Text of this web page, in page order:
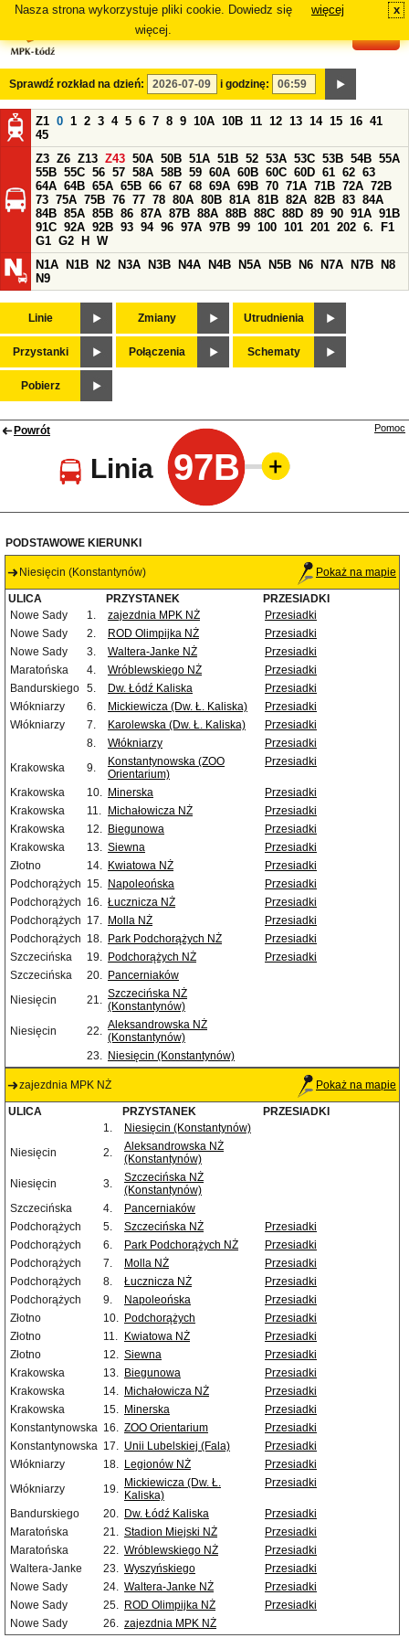
Nasza strona wykorzystuje pliki cookie. Dowiedz się
więcej.
więcej x
Sprawdź rozkład na dzień: i godzinę:
Z1 0 1 2 3 4 5 6 7 8 9 10A 10B 11 12 13 14 15 16 41
45
Z3 Z6 Z13 Z43 50A 50B 51A 51B 52 53A 53C 53B 54B 55A
55B 55C 56 57 58A 58B 59 60A 60B 60C 60D 61 62 63
64A 64B 65A 65B 66 67 68 69A 69B 70 71A 71B 72A 72B
73 75A 75B 76 77 78 80A 80B 81A 81B 82A 82B 83 84A
84B 85A 85B 86 87A 87B 88A 88B 88C 88D 89 90 91A 91B
91C 92A 92B 93 94 96 97A 97B 99 100 101 201 202 6.
F1
G1 G2 H
W
N1A
N1B N2 N3A N3B N4A N4B N5A N5B N6 N7A N7B
N8
N9
Linie Zmiany Utrudnienia
Przystanki Połączenia Schematy
Pobierz
Powrót
Linia 97B
Pomoc
PODSTAWOWE KIERUNKI
Niesięcin (Konstantynów) Pokaż na mapie
ULICA PRZYSTANEK
PRZESIADKI
Nowe Sady
1. zajezdnia MPK NŻ
Przesiadki
Nowe Sady
2. ROD Olimpijka NŻ
Przesiadki
Nowe Sady
3. Waltera-Janke NŻ
Przesiadki
Maratońska
4. Wróblewskiego NŻ
Przesiadki
Bandurskiego 5. Dw. Łódź Kaliska
Przesiadki
Włókniarzy
6. Mickiewicza (Dw. Ł. Kaliska)
Przesiadki
Włókniarzy
7. Karolewska (Dw. Ł. Kaliska)
Przesiadki
8.
Włókniarzy
Przesiadki
Krakowska
9.
Konstantynowska (ZOO
Orientarium)
Przesiadki
Krakowska 10. Minerska
Przesiadki
Krakowska
11. Michałowicza NŻ
Przesiadki
Krakowska
12. Biegunowa
Przesiadki
Krakowska
13. Siewna
Przesiadki
Złotno
14. Kwiatowa NŻ
Przesiadki
Podchorążych 15. Napoleońska
Przesiadki
Podchorążych 16. Łucznicza NŻ
Przesiadki
Podchorążych 17. Molla NŻ
Przesiadki
Podchorążych 18. Park Podchorążych NŻ
Przesiadki
Szczecińska
19. Podchorążych NŻ
Przesiadki
Szczecińska
20. Pancerniaków
Niesięcin
21. Szczecińska NŻ
(Konstantynów)
Niesięcin
22. Aleksandrowska NŻ
(Konstantynów)
23. Niesięcin (Konstantynów)
zajezdnia MPK NŻ Pokaż na mapie
ULICA PRZYSTANEK
PRZESIADKI
1.
Niesięcin (Konstantynów)
Niesięcin
2.
Aleksandrowska NŻ
(Konstantynów)
Niesięcin
3.
Szczecińska NŻ
(Konstantynów)
Szczecińska
4.
Pancerniaków
Podchorążych
5. Szczecińska NŻ
Przesiadki
Podchorążych
6. Park Podchorążych NŻ
Przesiadki
Podchorążych
7. Molla NŻ
Przesiadki
Podchorążych
8. Łucznicza NŻ
Przesiadki
Podchorążych
9. Napoleońska
Przesiadki
Złotno
10. Podchorążych
Przesiadki
Złotno
11. Kwiatowa NŻ
Przesiadki
Złotno
12. Siewna
Przesiadki
Krakowska
13. Biegunowa
Przesiadki
Krakowska
14. Michałowicza NŻ
Przesiadki
Krakowska
15. Minerska
Przesiadki
Konstantynowska 16. ZOO Orientarium
Przesiadki
Konstantynowska 17. Unii Lubelskiej (Fala)
Przesiadki
Włókniarzy
18. Legionów NŻ
Przesiadki
Włókniarzy
19. Mickiewicza (Dw. Ł.
Kaliska)
Przesiadki
Bandurskiego 20. Dw. Łódź Kaliska
Przesiadki
Maratońska
21. Stadion Miejski NŻ
Przesiadki
Maratońska
22. Wróblewskiego NŻ
Przesiadki
Waltera-Janke
23. Wyszyńskiego
Przesiadki
Nowe Sady
24. Waltera-Janke NŻ
Przesiadki
Nowe Sady
25. ROD Olimpijka NŻ
Przesiadki
Nowe Sady
26. zajezdnia MPK NŻ